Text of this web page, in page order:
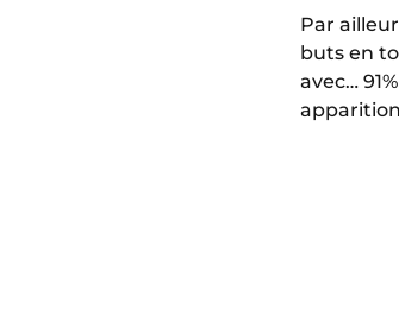
Par
buts en
avec…
apparition